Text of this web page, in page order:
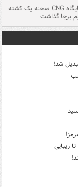
انفجار در جایگاه CNG صحنه یک کشته
برجا گذاشت
شد!
زیبایی